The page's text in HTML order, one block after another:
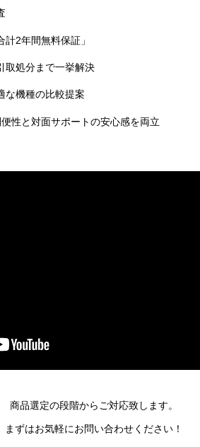
2年間無料保証」
取処分まで一挙解決
な機種の比較提案
性と対面サポートの安心感を両立
商品選定の段階からご対応致します。
まずはお気軽にお問い合わせください！